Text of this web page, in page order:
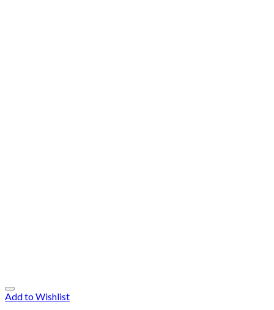
Add to Wishlist